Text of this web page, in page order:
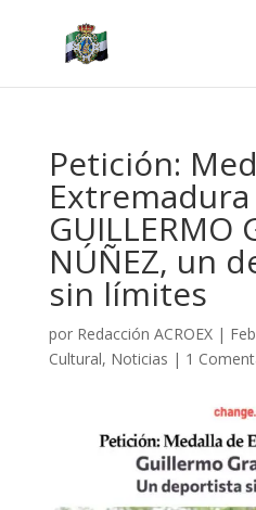
Petición:
GUILLERMO
NÚÑEZ, un
sin límites
por Redacción ACROEX|
Cultural, Noticias | 1